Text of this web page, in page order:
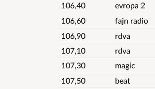
106,40
evropa 2
106,60 fajn radio
106,90 rdva
107,10
rdva
107,30
magic
107,50 beat